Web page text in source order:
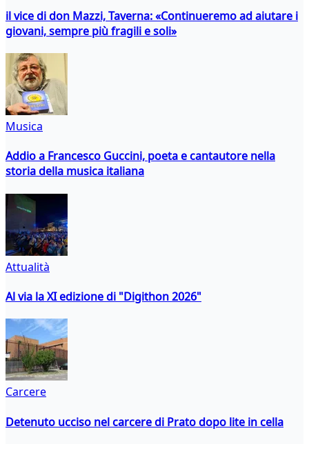
il vice di don Mazzi, Taverna: «Continueremo ad aiutare i
giovani, sempre più fragili e soli»
Musica
Addio a Francesco Guccini, poeta e cantautore nella
storia della musica italiana
Attualità
Al via la XI edizione di "Digithon 2026"
Carcere
Detenuto ucciso nel carcere di Prato dopo lite in cella